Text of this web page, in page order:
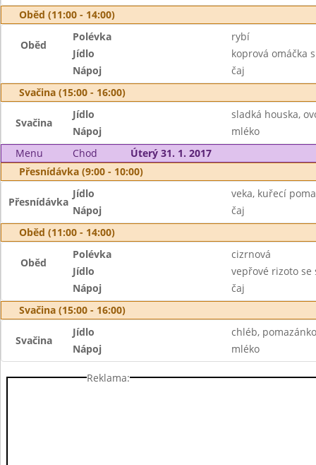
Oběd (11:00 - 14:00)
Oběd
Polévka
rybí
Jídlo
koprová omáčka
Nápoj
čaj
Svačina (15:00 - 16:00)
Svačina
Jídlo
sladká houska,
Nápoj
mléko
Menu
Chod
Úterý 31. 1. 2017
Přesnídávka (9:00 - 10:00)
Přesnídávka
Jídlo
veka, kuřecí
Nápoj
čaj
Oběd (11:00 - 14:00)
Oběd
Polévka
cizrnová
Jídlo
vepřové rizoto se
Nápoj
čaj
Svačina (15:00 - 16:00)
Svačina
Jídlo
chléb,
Nápoj
mléko
Reklama: